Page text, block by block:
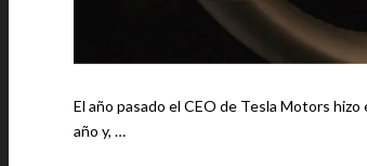
El año pasado el CEO de Tesla Motors
año y, …